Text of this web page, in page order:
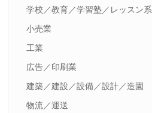
学校／教育／学習塾／レッスン系
小売業
工業
広告／印刷業
建築／建設／設備／設計／造園
物流／運送